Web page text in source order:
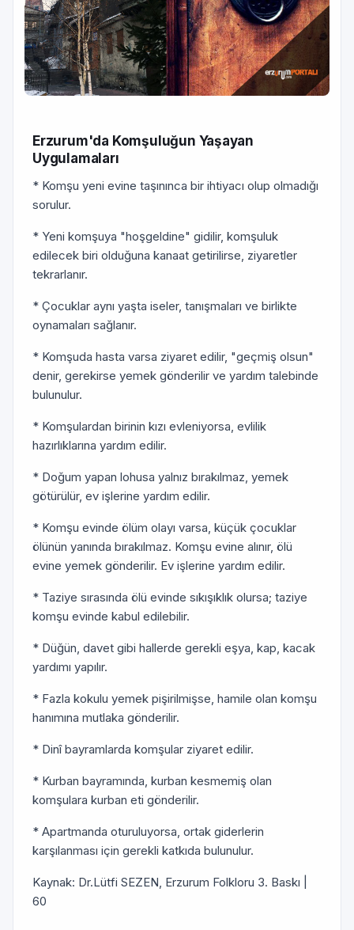
Erzurum'da Komşuluğun Yaşayan
Uygulamaları
* Komşu yeni evine taşınınca bir ihtiyacı olup olmadığı
sorulur.
* Yeni komşuya "hoşgeldine" gidilir, komşuluk
edilecek biri olduğuna kanaat getirilirse, ziyaretler
tekrarlanır.
* Çocuklar aynı yaşta iseler, tanışmaları ve birlikte
oynamaları sağlanır.
* Komşuda hasta varsa ziyaret edilir, "geçmiş olsun"
denir, gerekirse yemek gönderilir ve yardım talebinde
bulunulur.
* Komşulardan birinin kızı evleniyorsa, evlilik
hazırlıklarına yardım edilir.
* Doğum yapan lohusa yalnız bırakılmaz, yemek
götürülür, ev işlerine yardım edilir.
* Komşu evinde ölüm olayı varsa, küçük çocuklar
ölünün yanında bırakılmaz. Komşu evine alınır, ölü
evine yemek gönderilir. Ev işlerine yardım edilir.
* Taziye sırasında ölü evinde sıkışıklık olursa; taziye
komşu evinde kabul edilebilir.
* Düğün, davet gibi hallerde gerekli eşya, kap, kacak
yardımı yapılır.
* Fazla kokulu yemek pişirilmişse, hamile olan komşu
hanımına mutlaka gönderilir.
* Dinî bayramlarda komşular ziyaret edilir.
* Kurban bayramında, kurban kesmemiş olan
komşulara kurban eti gönderilir.
* Apartmanda oturuluyorsa, ortak giderlerin
karşılanması için gerekli katkıda bulunulur.
Kaynak: Dr.Lütfi SEZEN, Erzurum Folkloru 3. Baskı |
60